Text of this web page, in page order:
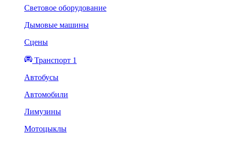
Световое оборудование
Дымовые машины
Сцены
Транспорт 1
Автобусы
Автомобили
Лимузины
Мотоцыклы